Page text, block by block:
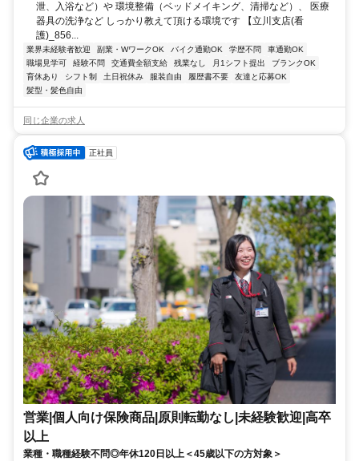
泄、入浴など）や 環境整備（ベッドメイキング、清掃など）、 医療
器具の洗浄など しっかり教えて頂ける環境です 【立川支店(看
護)_856...
業界未経験者歓迎 副業・WワークOK バイク通勤OK 学歴不問
車通勤OK
職場見学可
経験不問 交通費全額支給 残業なし 月1シフト提出
ブランクOK
育休あり
シフト制 土日祝休み 服装自由 履歴書不要
友達と応募OK
髪型・髪色自由
同じ企業の求人
正社員
営業|個人向け保険商品|原則転勤なし|未経験歓迎|高卒
以上
業種・職種経験不問◎年休120日以上＜45歳以下の方対象＞